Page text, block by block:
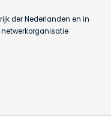
der Nederlanden en in